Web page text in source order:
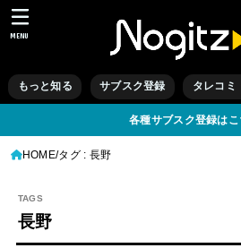
もっと知る サブスク登録 タレコ
MENU
各種サブスク登録はこ
HOME タグ : 長野
長野